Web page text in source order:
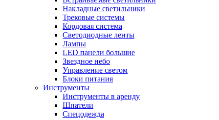
Накладные светильники
Трековые системы
Кордовая система
Светодиодные ленты
Лампы
LED панели большие
Звездное небо
Управление светом
Блоки питания
Инструменты
Инструменты в аренду
Шпатели
Спецодежда